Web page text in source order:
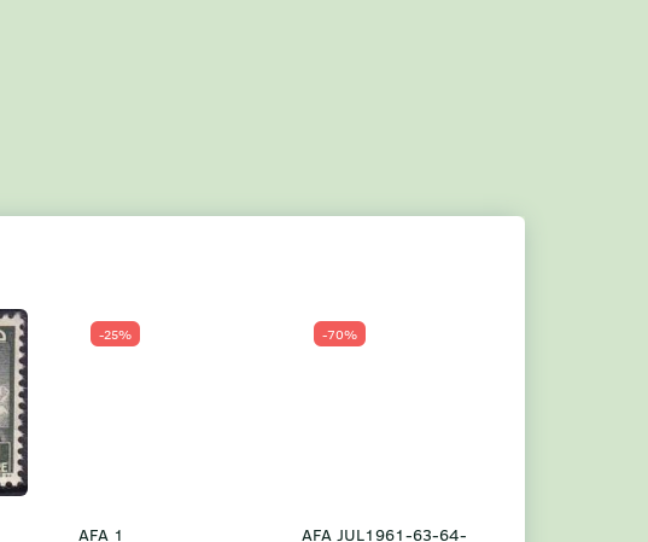
-25%
AFA 1
-70%
AFA JUL1961-63-64-